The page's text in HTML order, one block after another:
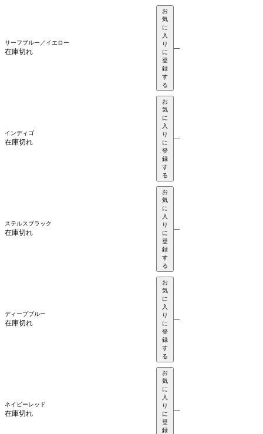
サーフブルー／イエロー
在庫切れ
お
気
に
入
り
に
登
録
す
る
—
インディゴ
在庫切れ
お
気
に
入
り
に
登
録
す
る
—
ステルスブラック
在庫切れ
お
気
に
入
り
に
登
録
す
る
—
ディープブルー
在庫切れ
お
気
に
入
り
に
登
録
す
る
—
ネイビーレッド
在庫切れ
お
気
に
入
り
に
登
録
—